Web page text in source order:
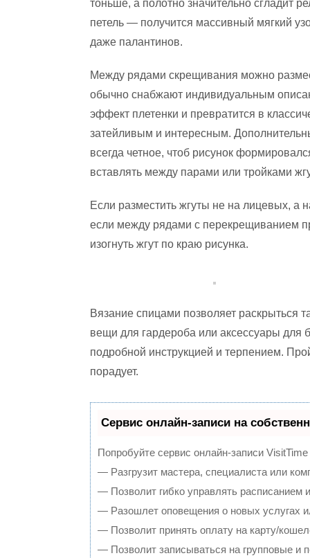
тоньше, а полотно значительно сгладит
петель — получится массивный мягкий
даже палантинов.
Между рядами скрещивания можно
обычно снабжают индивидуальным
эффект плетенки и превратится в
затейливым и интересным.
всегда четное, чтоб рисунок
вставлять между парами или тройками
Если разместить жгуты не на лицевых, а
если между рядами с перекрещиванием
изогнуть жгут по краю рисунка.
Вязание спицами позволяет раскрыться
вещи для гардероба или аксессуары для
подробной инструкцией и терпением.
порадует.
Сервис онлайн-записи на
Попробуйте сервис онлайн-записи
— Разгрузит мастера, специалиста или
— Позволит гибко управлять расписанием и
— Разошлет оповещения о новых услугах
— Позволит принять оплату на карту/
— Позволит записываться на групповые и